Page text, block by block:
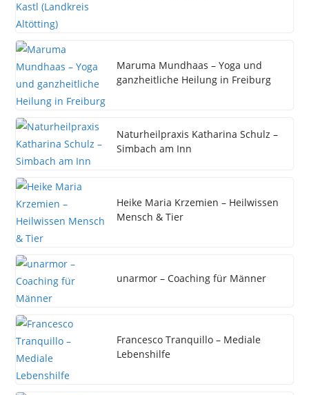
Maruma Mundhaas – Yoga und
ganzheitliche Heilung in Freiburg
Naturheilpraxis Katharina Schulz –
Simbach am Inn
Heike Maria Krzemien – Heilwissen
Mensch & Tier
unarmor – Coaching für Männer
Francesco Tranquillo – Mediale
Lebenshilfe